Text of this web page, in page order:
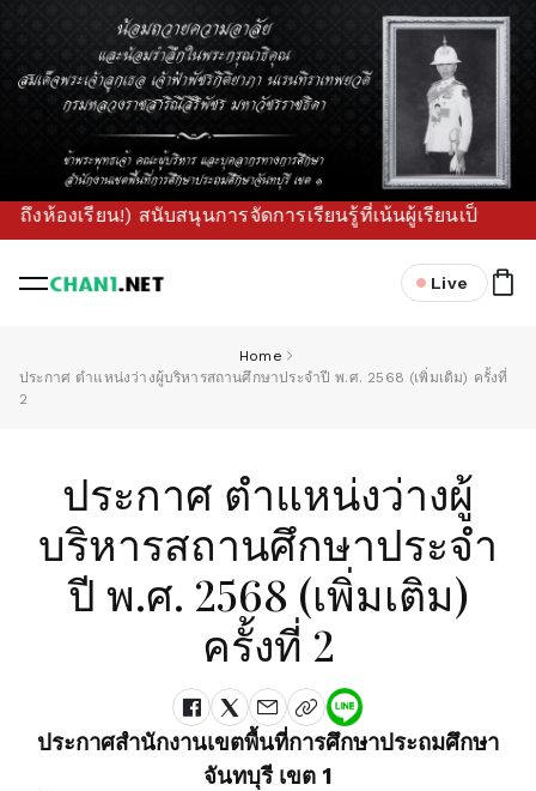
น!) สนับสนุนการจัดการเรียนรู้ที่เน้นผู้เรียนเป็นสำคั
Live
Home
ประกาศ ตำแหน่งว่างผู้บริหารสถานศึกษาประจำปี พ.ศ. 2568 (เพิ่มเติม) ครั้งที่
2
ประกาศ ตำแหน่งว่างผู้
บริหารสถานศึกษาประจำ
ปี พ.ศ. 2568 (เพิ่มเติม)
ครั้งที่ 2
ประกาศสำนักงานเขตพื้นที่การศึกษาประถมศึกษา
จันทบุรี เขต 1